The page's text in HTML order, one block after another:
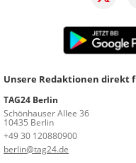
Unsere Redaktionen direkt
TAG24 Berlin
Schönhauser Allee 36
10435 Berlin
+49 30 120880900
berlin@tag24.de